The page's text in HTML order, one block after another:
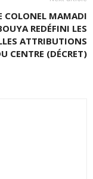
COLONEL MAMADI
REDÉFINI LES
ATTRIBUTIONS
CENTRE (DÉCRET)